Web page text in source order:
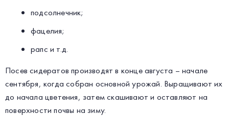
подсолнечник;
фацелия;
рапс и т.д.
Посев сидератов производят в конце августа – начале
сентября, когда собран основной урожай. Выращивают их
до начала цветения, затем скашивают и оставляют на
поверхности почвы на зиму.